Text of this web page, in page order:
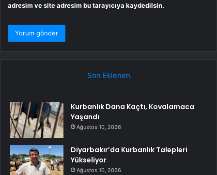
adresim ve site adresim bu tarayıcıya kaydedilsin.
Son Eklenen
Kurbanlık Dana Kaçtı, Kovalamaca
Yaşandı
Ağustos 10, 2026
Diyarbakır’da Kurbanlık Talepleri
Yükseliyor
Ağustos 10, 2026